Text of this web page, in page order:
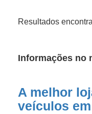
Resultados
Informações no
A melhor
veículos